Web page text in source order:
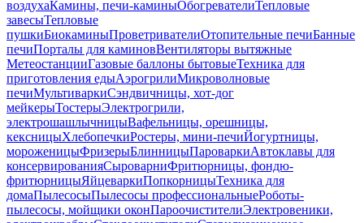
воздухаКамины, печи-каминыОбогревателиТепловые
завесыТепловые
пушкиБиокаминыПроветривателиОтопительные печиБанные
печиПорталы для каминовВентиляторы вытяжные
МетеостанцииГазовые баллоны бытовыеТехника для
приготовления едыАэрогрилиМикроволновые
печиМультиваркиСэндвичницы, хот-дог
мейкерыТостерыЭлектрогрили,
электрошашлычницыВафельницы, орешницы,
кексницыХлебопечкиРостеры, мини-печиЙогуртницы,
мороженицыФризерыБлинницыПароваркиАвтоклавы для
консервированияСыроварниФритюрницы, фондю-
фритюрницыЯйцеваркиПопкорницыТехника для
домаПылесосыПылесосы профессиональныеРоботы-
пылесосы, мойщики оконПароочистителиЭлектровеники,